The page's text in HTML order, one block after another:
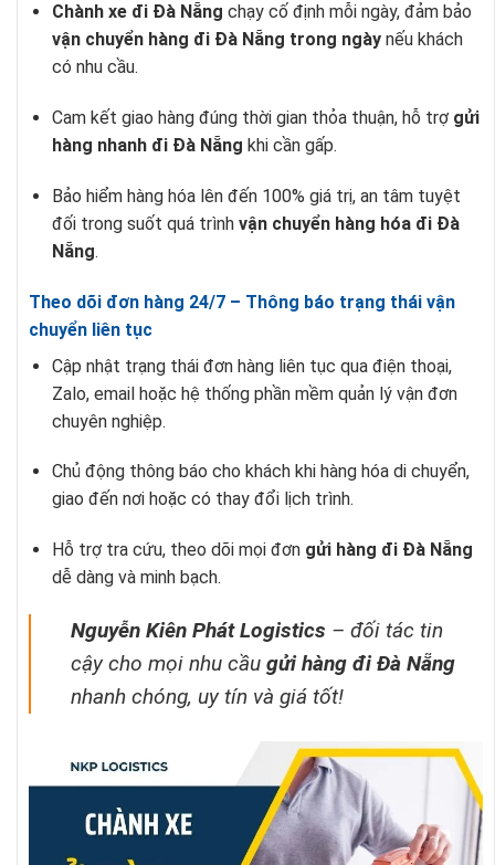
Chành xe đi Đà Nẵng chạy cố định mỗi ngày, đảm bảo
vận chuyển hàng đi Đà Nẵng trong ngàynếu khách
có nhu cầu.
Cam kết giao hàng đúng thời gian thỏa thuận, hỗ trợ gửi
hàng nhanh đi Đà Nẵng khi cần gấp.
Bảo hiểm hàng hóa lên đến 100% giá trị, an tâm tuyệt
đối trong suốt quá trình vận chuyển hàng hóa đi Đà
Nẵng.
Theo dõi đơn hàng 24/7 – Thông báo trạng thái vận
chuyển liên tục
Cập nhật trạng thái đơn hàng liên tục qua điện thoại,
Zalo, email hoặc hệ thống phần mềm quản lý vận đơn
chuyên nghiệp.
Chủ động thông báo cho khách khi hàng hóa di chuyển,
giao đến nơi hoặc có thay đổi lịch trình.
Hỗ trợ tra cứu, theo dõi mọi đơn gửi hàng đi Đà Nẵng
dễ dàng và minh bạch.
Nguyễn Kiên Phát Logistics – đối tác tin
cậy cho mọi nhu cầu gửi hàng đi Đà Nẵng
nhanh chóng, uy tín và giá tốt!